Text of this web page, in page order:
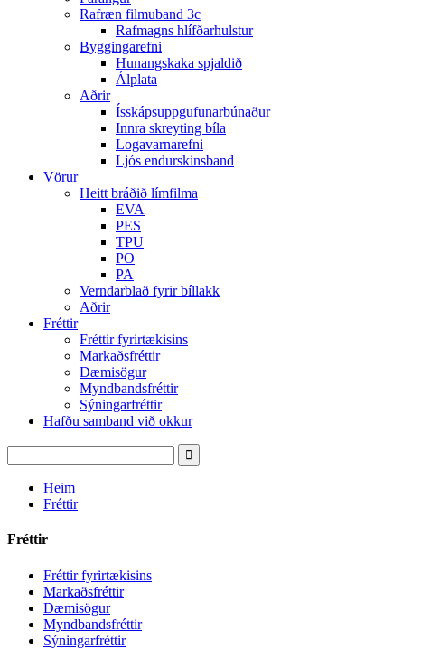
Rafræn filmuband 3c
Rafmagns hlífðarhulstur
Byggingarefni
Hunangskaka spjaldið
Álplata
Aðrir
Ísskápsuppgufunarbúnaður
Innra skreyting bíla
Logavarnarefni
Ljós endurskinsband
Vörur
Heitt bráðið límfilma
EVA
PES
TPU
PO
PA
Verndarblað fyrir bíllakk
Aðrir
Fréttir
Fréttir fyrirtækisins
Markaðsfréttir
Dæmisögur
Myndbandsfréttir
Sýningarfréttir
Hafðu samband við okkur
Heim
Fréttir
Fréttir
Fréttir fyrirtækisins
Markaðsfréttir
Dæmisögur
Myndbandsfréttir
Sýningarfréttir